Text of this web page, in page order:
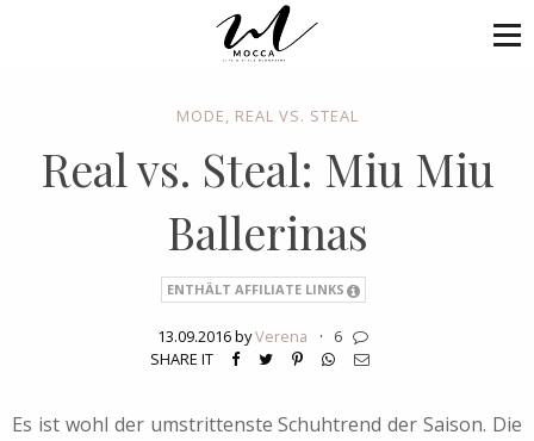
MODE, REAL VS. STEAL
Real vs. Steal: Miu Miu
Ballerinas
ENTHÄLT AFFILIATE LINKS
13.09.2016 byVerena ·
6
SHARE IT
Es ist wohl der umstrittenste Schuhtrend der Saison. Die